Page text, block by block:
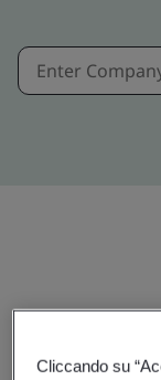
Cliccando su